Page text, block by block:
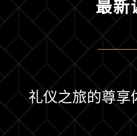
最新
礼仪之旅的尊享